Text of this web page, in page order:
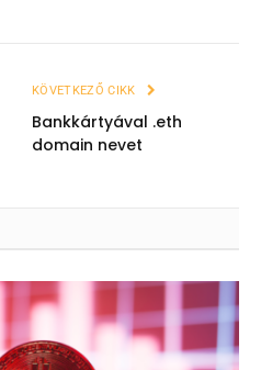
KÖVETKEZŐ CIKK
Bankkártyával .eth
domain nevet